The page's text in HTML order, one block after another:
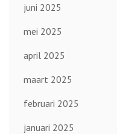
juni 2025
mei 2025
april 2025
maart 2025
februari 2025
januari 2025